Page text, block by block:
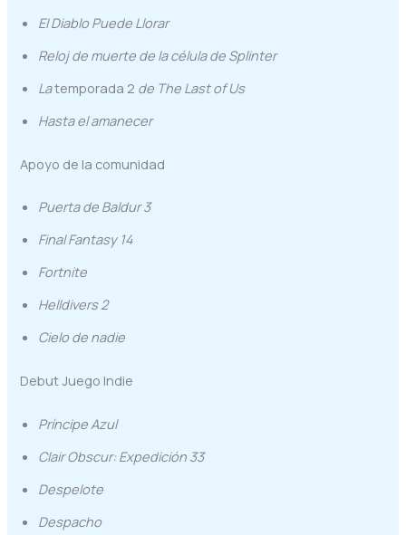
El Diablo Puede Llorar
Reloj de muerte de la célula de Splinter
Latemporada 2 de The Last of Us
Hasta el amanecer
Apoyo de la comunidad
Puerta de Baldur 3
Final Fantasy 14
Fortnite
Helldivers 2
Cielo de nadie
Debut Juego Indie
Príncipe Azul
Clair Obscur: Expedición 33
Despelote
Despacho